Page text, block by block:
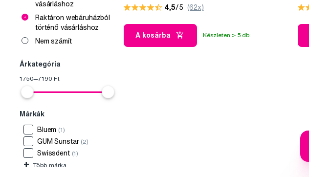
vásárláshoz
Raktáron webáruházból
történő vásárláshoz
Nem számít
Árkategória
1750—7190 Ft
Márkák
Bluem (1)
GUM Sunstar (2)
Swissdent (1)
+ Több márka
4,5/5 (62x)
A kosárba Készleten > 5 db